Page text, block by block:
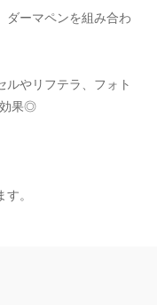
ダーマペンを組み合わ
ルやリフテラ、フォト
果◎
。